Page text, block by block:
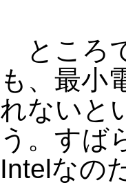
ところ
も、最小
れないと
う。すば
Intelなの